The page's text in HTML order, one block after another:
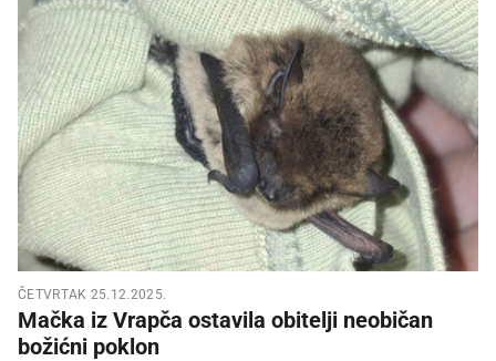
ČETVRTAK 25.12.2025.
Mačka iz Vrapča ostavila obitelji neobičan
božićni poklon